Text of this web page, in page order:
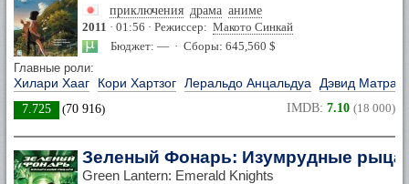
приключения драма аниме
2011 · 01:56 · Режиссер: Макото Синкай
Бюджет: — · Сборы: 645,560 $
Главные роли:
Хилари Хааг Кори Хартзог Леральдо Анцальдуа Дэвид
7.725 (70 916) IMDB: 7.10 (18 000)
Зеленый Фонарь: Изумрудные
Green Lantern: Emerald Knights